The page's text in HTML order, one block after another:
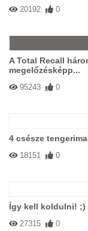
20192 0
A Total Recall
megelőzésképp...
95243 0
4 csésze
18151 0
Így kell koldulni! ;)
27315 0